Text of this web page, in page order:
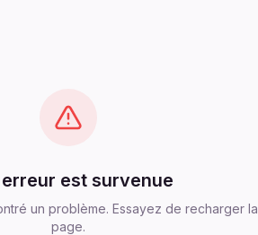
erreur est survenue
un problème. Essayez de recharger la
page.